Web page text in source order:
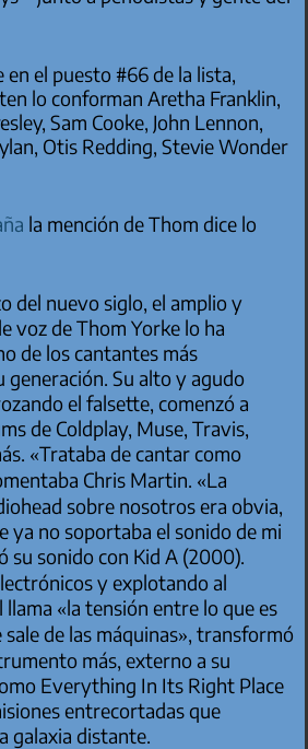
en el puesto #66 de la lista,
lo conforman Aretha Franklin,
Sam Cooke, John Lennon,
Otis Redding, Stevie Wonder
la mención de Thom dice lo
del nuevo siglo, el amplio y
voz de Thom Yorke lo ha
de los cantantes más
generación. Su alto y agudo
el falsette, comenzó a
de Coldplay, Muse, Travis,
«Trataba de cantar como
Chris Martin. «La
sobre nosotros era obvia,
ya no soportaba el sonido de mi
su sonido con Kid A (2000).
y explotando al
llama «la tensión entre lo que es
de las máquinas», transformó
más, externo a su
Everything In Its Right Place
entrecortadas que
galaxia distante.